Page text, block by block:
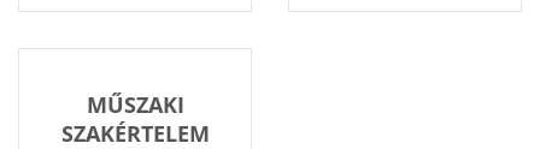
MŰSZAKI
SZAKÉRTELEM